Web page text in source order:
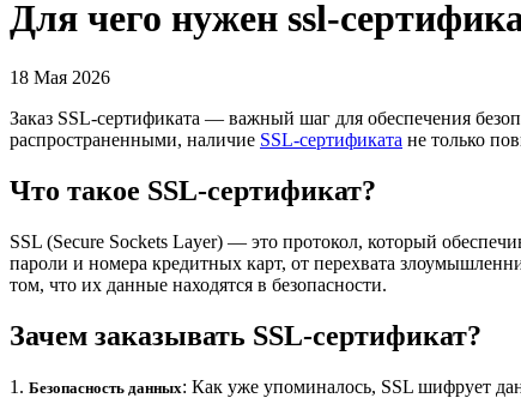
Для чего нужен ssl-
18 Мая 2026
Заказ SSL-сертификата — важный шаг для обеспечения
распространенными, наличие SSL-сертификата не только
Что такое SSL-сертификат?
SSL (Secure Sockets Layer) — это протокол, который
пароли и номера кредитных карт, от перехвата
том, что их данные находятся в безопасности.
Зачем заказывать SSL-сертификат?
1. Безопасность данных: Как уже упоминалось, SSL шифрует